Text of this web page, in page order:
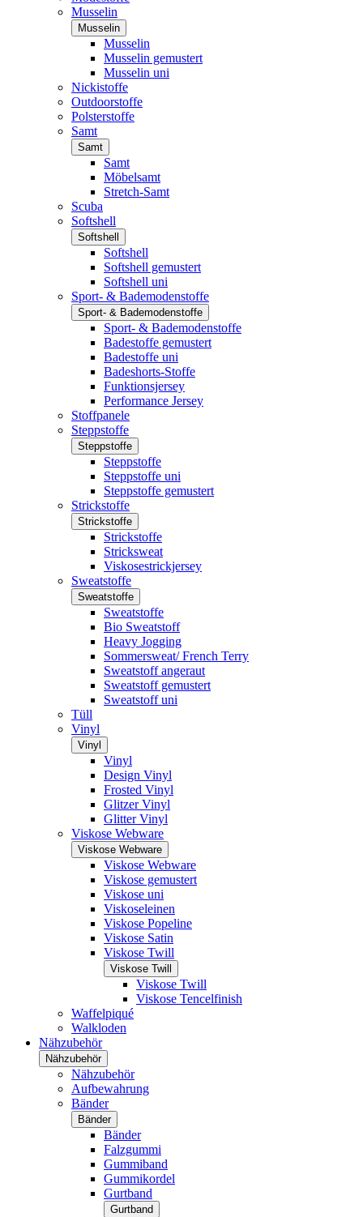
Musselin
Musselin
Musselin
Musselin gemustert
Musselin uni
Nickistoffe
Outdoorstoffe
Polsterstoffe
Samt
Samt
Samt
Möbelsamt
Stretch-Samt
Scuba
Softshell
Softshell
Softshell
Softshell gemustert
Softshell uni
Sport- & Bademodenstoffe
Sport- & Bademodenstoffe
Sport- & Bademodenstoffe
Badestoffe gemustert
Badestoffe uni
Badeshorts-Stoffe
Funktionsjersey
Performance Jersey
Stoffpanele
Steppstoffe
Steppstoffe
Steppstoffe
Steppstoffe uni
Steppstoffe gemustert
Strickstoffe
Strickstoffe
Strickstoffe
Stricksweat
Viskosestrickjersey
Sweatstoffe
Sweatstoffe
Sweatstoffe
Bio Sweatstoff
Heavy Jogging
Sommersweat/ French Terry
Sweatstoff angeraut
Sweatstoff gemustert
Sweatstoff uni
Tüll
Vinyl
Vinyl
Vinyl
Design Vinyl
Frosted Vinyl
Glitzer Vinyl
Glitter Vinyl
Viskose Webware
Viskose Webware
Viskose Webware
Viskose gemustert
Viskose uni
Viskoseleinen
Viskose Popeline
Viskose Satin
Viskose Twill
Viskose Twill
Viskose Twill
Viskose Tencelfinish
Waffelpiqué
Walkloden
Nähzubehör
Nähzubehör
Nähzubehör
Aufbewahrung
Bänder
Bänder
Bänder
Falzgummi
Gummiband
Gummikordel
Gurtband
Gurtband